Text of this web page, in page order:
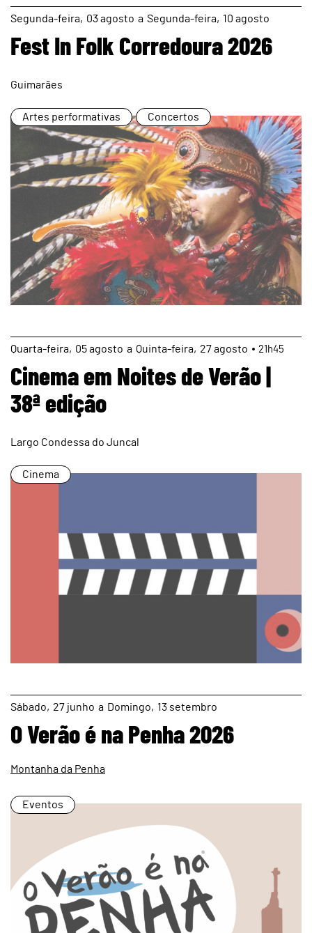
page 03agosto
Segunda a 10 agosto
Segunda
Fest In Folk Corredoura 2026
Guimarães
Artes performativas Concertos
page05agosto
Quarta a 27agosto
Quinta 21h45
Cinema em Noites de Verão |
38ª edição
Largo Condessa do Juncal
Cinema
page
27 junho
Sábado a 13 setembro
Domingo
O Verão é na Penha 2026
Montanha da Penha
Eventos